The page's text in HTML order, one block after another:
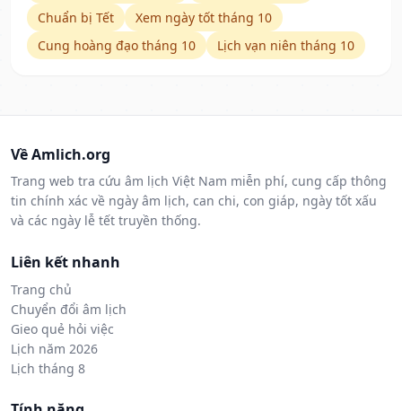
Chuẩn bị Tết
Xem ngày tốt tháng 10
Cung hoàng đạo tháng 10
Lịch vạn niên tháng 10
Về Amlich.org
Trang web tra cứu âm lịch Việt Nam miễn phí, cung cấp thông
tin chính xác về ngày âm lịch, can chi, con giáp, ngày tốt xấu
và các ngày lễ tết truyền thống.
Liên kết nhanh
Trang chủ
Chuyển đổi âm lịch
Gieo quẻ hỏi việc
Lịch năm 2026
Lịch tháng 8